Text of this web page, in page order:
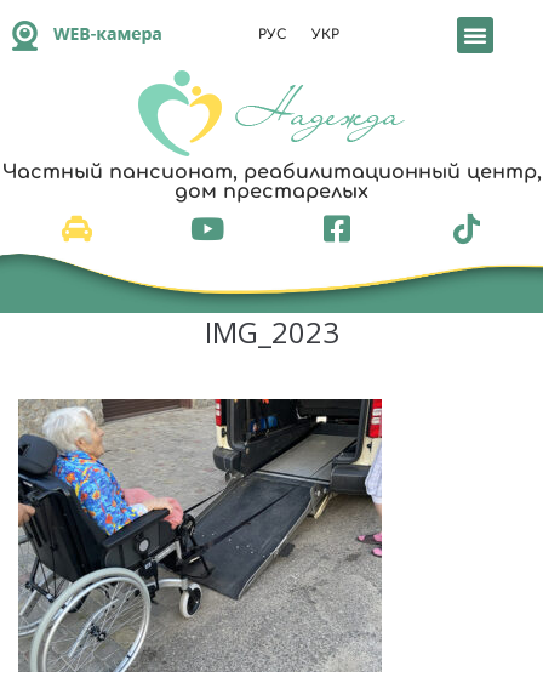
РУС УКР
Частный пансионат, реабилитационный центр,
дом престарелых
IMG_2023